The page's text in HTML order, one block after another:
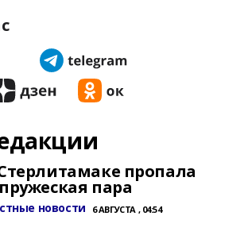
пропала
пара
новости 6 АВГУСТА , 04:54